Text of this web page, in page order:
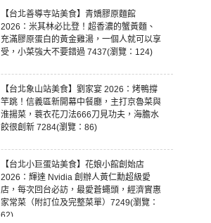
【台北善導寺站美食】青嬌膠原麵館
2026：米其林必比登！超香濃的蟹黃麵、
充滿膠原蛋白的黃金雞湯，一個人就可以享
受，小菜強大不要錯過 7437(瀏覽：124)
【台北象山站美食】劉家宴 2026：烤鴨撐
竿跳！信義區新開幕中餐廳，主打京魯菜與
淮揚菜，蓑衣花刀法666刀見功夫，海膽水
餃很創新 7284(瀏覽：86)
【台北小巨蛋站美食】花娘小館創始店
2026：輝達 Nvidia 創辦人黃仁勳超級愛
店，每次回台必訪，最愛蒼蠅頭，經濟實惠
家常菜（附訂位及完整菜單）7249(瀏覽：
62)